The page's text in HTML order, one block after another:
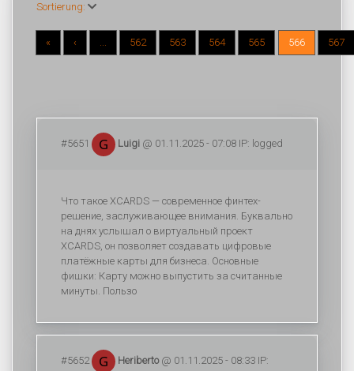
Sortierung:
« ‹ ... 562 563 564 565 566 567
#5651 Luigi @ 01.11.2025 - 07:08 IP: logged
Что такое XCARDS — современное финтех-
решение, заслуживающее внимания. Буквально
на днях услышал о виртуальный проект
XCARDS, он позволяет создавать цифровые
платёжные карты для бизнеса. Основные
фишки: Карту можно выпустить за считанные
минуты. Пользо
#5652 Heriberto@ 01.11.2025 - 08:33 IP: